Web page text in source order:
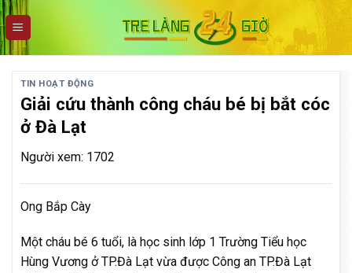
Skip
to
content
TIN HOẠT ĐỘNG
Giải cứu thành công cháu bé bị bắt cóc
ở Đà Lạt
Người xem: 1702
Ong Bắp Cày
Một cháu bé 6 tuổi, là học sinh lớp 1 Trường Tiểu học
Hùng Vương ở TP.Đà Lạt vừa được Công an TP.Đà Lạt